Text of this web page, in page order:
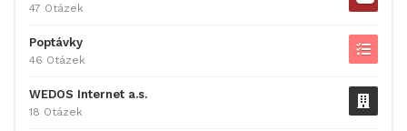
47 Otázek
Poptávky
46 Otázek
WEDOS Internet a.s.
18 Otázek